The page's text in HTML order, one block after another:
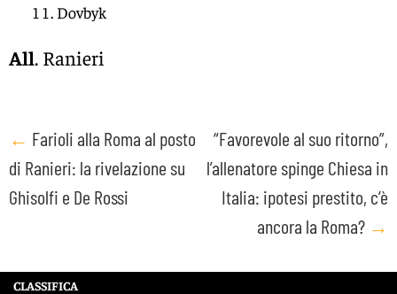
Dovbyk
All. Ranieri
Post
navigation
← Farioli alla Roma al posto
di Ranieri: la rivelazione su
Ghisolfi e De Rossi
“Favorevole al suo ritorno”,
l’allenatore spinge Chiesa in
Italia: ipotesi prestito, c’è
ancora la Roma? →
CLASSIFICA